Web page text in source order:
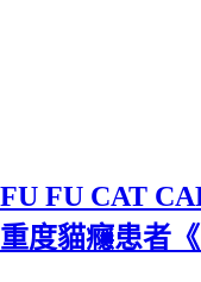
FU FU CAT
重度貓癮患者